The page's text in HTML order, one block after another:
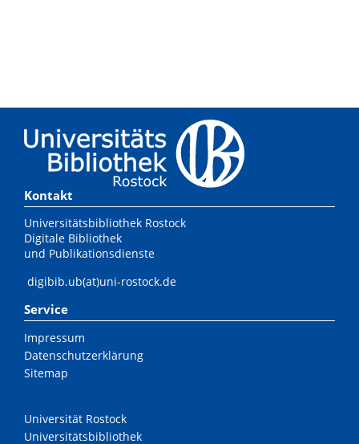
Kontakt
Universitätsbibliothek Rostock
Digitale Bibliothek
und Publikationsdienste
digibib.ub(at)uni-rostock.de
Service
Impressum
Datenschutzerklärung
Sitemap
Universität Rostock
Universitätsbibliothek